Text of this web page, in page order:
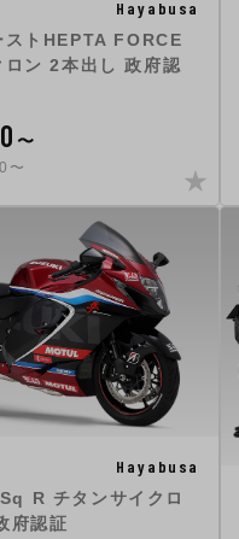
Hayabusa
ストHEPTA FORCE
ロン 2本出し 政府認
〜
〜
Hayabusa
R チタンサイクロ
府認証